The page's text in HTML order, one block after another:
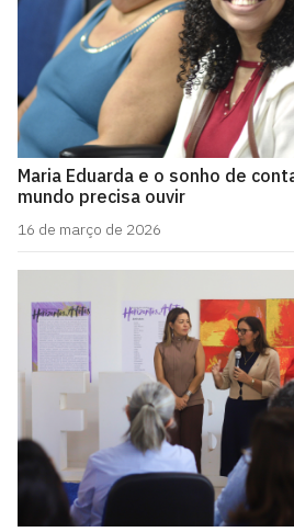
Maria Eduarda e o sonho de
mundo precisa ouvir
16 de março de 2026